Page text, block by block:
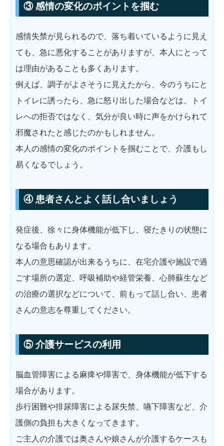
③ 感情の変化のポイントを掴む
感情失禁が見られるので、落ち着いているように見え
ても、急に悪化することがありますが、本人にとって
は理由があることも多くあります。
例えば、調子がよさそうに見えたから、今のうちにと
トイレに誘ったら、急に怒り出した場合などは、トイ
レへの拒否ではなく、気分が良い時に声をかけられて
邪魔されたと感じたのかもしれません。
本人の感情の変化のポイントを掴むことで、介護もし
易くなるでしょう。
④ 患者さんとよく話し合いましょう
発症後、徐々に身体機能が低下し、寝たきりの状態に
なる場合もあります。
本人の意思確認が出来るうちに、在宅介護や施設で過
ごす場所の選定、呼吸補助や経管栄養、心肺蘇生など
の治療の選択などについて、前もって話し合い、患者
さんの意志を尊重してください。
⑤ 介護サービスの利用
脳血管障害による麻痺や障害で、身体機能が低下する
場合があります。
歩行困難や排尿障害による尿失禁、嚥下障害など、介
護側の負担も大きくなってきます。
ご主人の介護では奥さんや娘さんが介護するケースも